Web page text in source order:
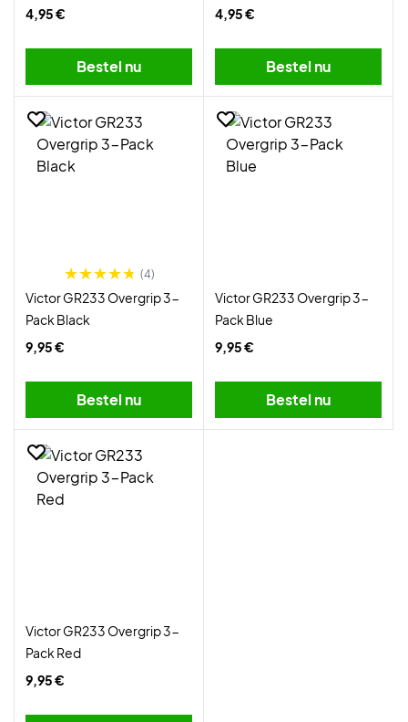
4,95 €
Bestel nu
4,95 €
Bestel nu
(4)
Victor GR233 Overgrip 3-
Pack Black
9,95 €
Bestel nu
Victor GR233 Overgrip 3-
Pack Blue
9,95 €
Bestel nu
Victor GR233 Overgrip 3-
Pack Red
9,95 €